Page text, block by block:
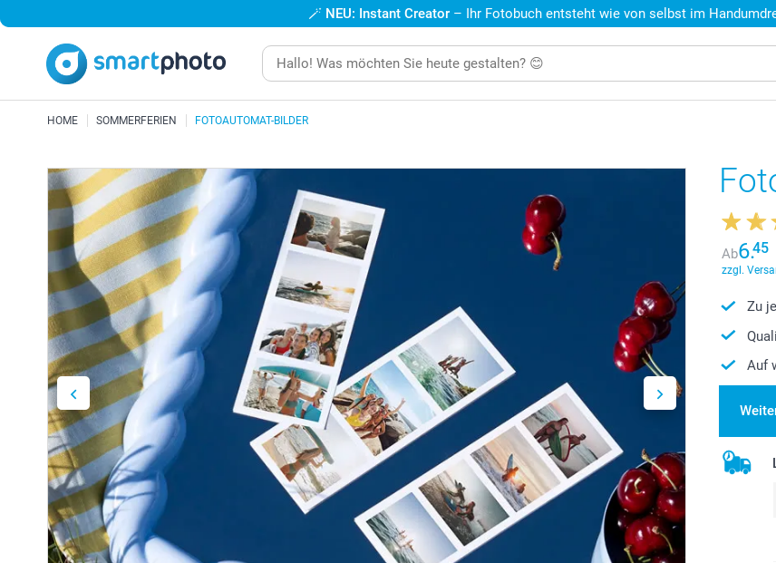
🪄 NEU: Instant Creator – Ihr Fotobuch entsteht wie von selbst im
HOME SOMMERFERIEN FOTOAUTOMAT-BILDER
Ab6.45
zzgl.
Zu
Auf